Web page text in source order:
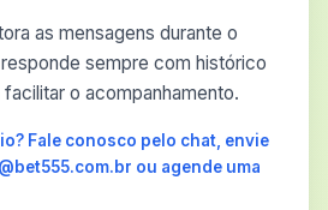
as mensagens durante o
sempre com histórico
o acompanhamento.
Fale conosco pelo chat, envie
ou agende uma